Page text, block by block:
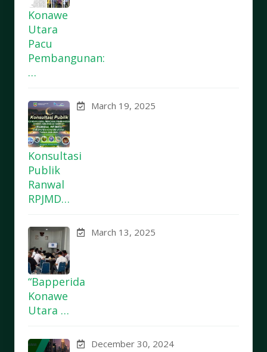
Konawe
Utara
Pacu
Pembangunan:
…
Konsultasi
Publik
Ranwal
RPJMD…
March 19, 2025
“Bapperida
Konawe
Utara …
March 13, 2025
December 30, 2024